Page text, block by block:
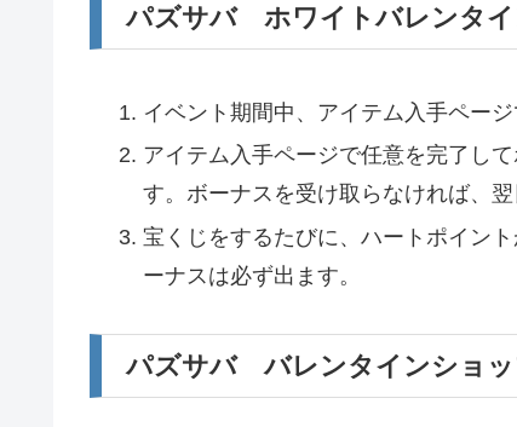
パズサバ ホワイトバレンタイ
イベント期間中、アイテム入手ペー
アイテム入手ページで任意を完了し
す。ボーナスを受け取らなければ、
宝くじをするたびに、ハートポイン
ーナスは必ず出ます。
パズサバ バレンタインショ